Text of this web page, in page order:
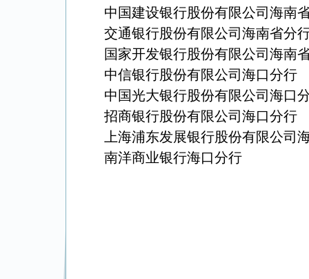
中国建设银行股份有限公司海南
交通银行股份有限公司海南省分
国家开发银行股份有限公司海南
中信银行股份有限公司海口分行
中国光大银行股份有限公司海口
招商银行股份有限公司海口分行
上海浦东发展银行股份有限公司
南洋商业银行海口分行